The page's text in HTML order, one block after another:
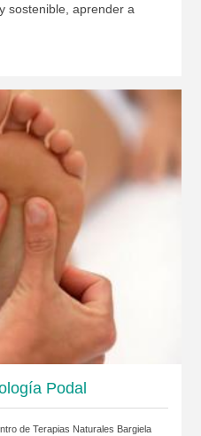
sostenible, aprender a
Podal
de Terapias Naturales Bargiela